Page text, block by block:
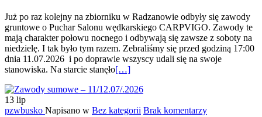
Już po raz kolejny na zbiorniku w Radzanowie odbyły się zawody
gruntowe o Puchar Salonu wędkarskiego CARPVIGO. Zawody te
mają charakter połowu nocnego i odbywają się zawsze z soboty na
niedzielę. I tak było tym razem. Zebraliśmy się przed godziną 17:00
dnia 11.07.2026 i po doprawie wszyscy udali się na swoje
stanowiska. Na starcie stanęłoWięcej
zawody
o
[…]
13 lip
pzwbusko Napisano w Bez kategorii Brak komentarzy